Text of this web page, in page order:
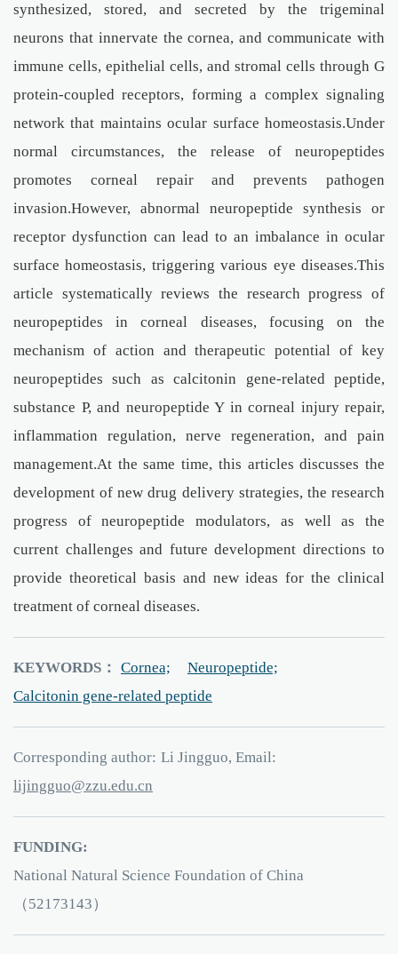
synthesized, stored, and secreted by the trigeminal
neurons that innervate the cornea, and communicate with
immune cells, epithelial cells, and stromal cells through G
protein-coupled receptors, forming a complex signaling
network that maintains ocular surface homeostasis.Under
normal circumstances, the release of neuropeptides
promotes corneal repair and prevents pathogen
invasion.However, abnormal neuropeptide synthesis or
receptor dysfunction can lead to an imbalance in ocular
surface homeostasis, triggering various eye diseases.This
article systematically reviews the research progress of
neuropeptides in corneal diseases, focusing on the
mechanism of action and therapeutic potential of key
neuropeptides such as calcitonin gene-related peptide,
substance P, and neuropeptide Y in corneal injury repair,
inflammation regulation, nerve regeneration, and pain
management.At the same time, this articles discusses the
development of new drug delivery strategies, the research
progress of neuropeptide modulators, as well as the
current challenges and future development directions to
provide theoretical basis and new ideas for the clinical
treatment of corneal diseases.
KEYWORDS： Cornea;
Neuropeptide;
Calcitonin gene-related peptide
Corresponding author: Li Jingguo, Email:
nc.
ud
e.uzz
ouggnijil
FUNDING:
National Natural Science Foundation of China
（52173143）